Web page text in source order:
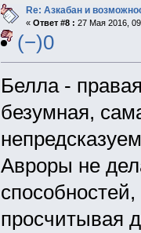
Re: Азкабан и
« Ответ #8 : 27 Мая 2016,
(−)0
Белла -
безумная,
Авроры не
просчитывая